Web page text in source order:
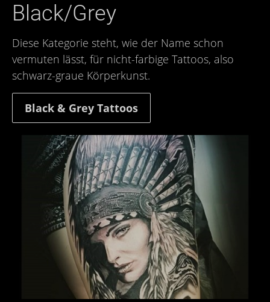
Black/Grey
Diese Kategorie steht, wie der Name schon
vermuten lässt, für nicht-farbige Tattoos, also
schwarz-graue Körperkunst.
Black & Grey Tattoos